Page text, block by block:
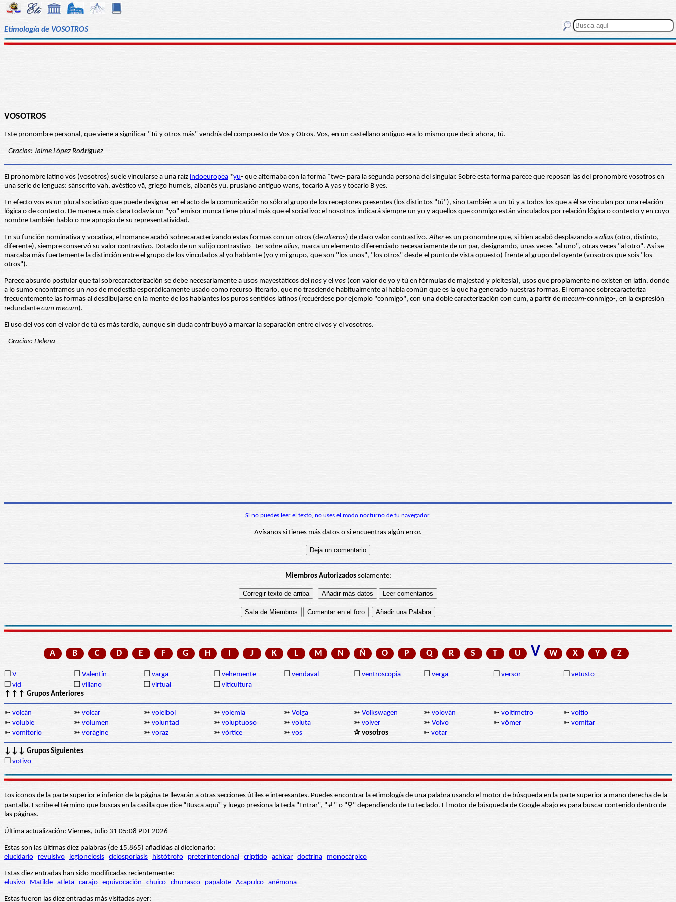
Etimología de VOSOTROS
VOSOTROS
Este pronombre personal, que viene a significar "Tú y otros más" vendría del compuesto de Vos y Otros. Vos, en un castellano antiguo era lo mismo que decir ahora, Tú.
- Gracias: Jaime López Rodríguez
El pronombre latino vos (vosotros) suele vincularse a una raíz indoeuropea *yu- que alternaba con la forma *twe- para la segunda persona del singular. Sobre esta forma parece que reposan las del pronombre vosotros en
una serie de lenguas: sánscrito vah, avéstico vā, griego humeis, albanés yu, prusiano antiguo wans, tocario A yas y tocario B yes.
En efecto vos es un plural sociativo que puede designar en el acto de la comunicación no sólo al grupo de los receptores presentes (los distintos "tú"), sino también a un tú y a todos los que a él se vinculan por una relación
lógica o de contexto. De manera más clara todavía un "yo" emisor nunca tiene plural más que el sociativo: el nosotros indicará siempre un yo y aquellos que conmigo están vinculados por relación lógica o contexto y en cuyo
nombre también hablo o me apropio de su representatividad.
En su función nominativa y vocativa, el romance acabó sobrecaracterizando estas formas con un otros (de alteros) de claro valor contrastivo.Alteres un pronombre que, si bien acabó desplazando a alius (otro, distinto,
diferente), siempre conservó su valor contrastivo. Dotado de un sufijo contrastivo -ter sobre alius, marca un elemento diferenciado necesariamente de un par, designando, unas veces "al uno", otras veces "al otro". Así se
marcaba más fuertemente la distinción entre el grupo de los vinculados al yo hablante (yo y mi grupo, que son "los unos", "los otros" desde el punto de vista opuesto) frente al grupo del oyente (vosotros que sois "los
otros").
Parece absurdo postular que tal sobrecaracterización se debe necesariamente a usos mayestáticos del nos y el vos (con valor de yo y tú en fórmulas de majestad y pleitesía), usos que propiamente no existen en latín, donde
a lo sumo encontramos un nos de modestia esporádicamente usado como recurso literario, que no trasciende habitualmente al habla común que es la que ha generado nuestras formas. El romance sobrecaracteriza
frecuentemente las formas al desdibujarse en la mente de los hablantes los puros sentidos latinos (recuérdese por ejemplo "conmigo", con una doble caracterización con cum, a partir de mecum-conmigo-, en la expresión
redundante cum mecum).
El uso del vos con el valor de tú es más tardío, aunque sin duda contribuyó a marcar la separación entre el vos y el vosotros.
- Gracias: Helena
Si no puedes leer el texto, no uses el modo nocturno de tu navegador.
Avísanos si tienes más datos o si encuentras algún error.
Miembros Autorizadossolamente:
A B C D E F G H I J K L M N Ñ O P Q R S T U V W X Y Z
❒ V ❒ Valentín ❒ varga ❒ vehemente ❒ vendaval ❒ ventroscopia ❒ verga ❒ versor ❒ vetusto
❒ vid ❒ villano ❒ virtual ❒ viticultura
↑↑↑ Grupos Anteriores
➳ volcán ➳ volcar ➳ voleibol ➳ volemia ➳ Volga ➳ Volkswagen ➳ volován ➳ voltímetro ➳ voltio
➳ voluble ➳ volumen ➳ voluntad ➳ voluptuoso ➳ voluta ➳ volver ➳ Volvo ➳ vómer ➳ vomitar
➳ vomitorio ➳ vorágine ➳ voraz ➳ vórtice ➳ vos ✰ vosotros ➳ votar
↓↓↓ Grupos Siguientes
❒ votivo
Los iconos de la parte superior e inferior de la página te llevarán a otras secciones útiles e interesantes. Puedes encontrar la etimología de una palabra usando el motor de búsqueda en la parte superior a mano derecha de la
pantalla. Escribe el término que buscas en la casilla que dice “Busca aquí” y luego presiona la tecla "Entrar", "↲" o "⚲" dependiendo de tu teclado. El motor de búsqueda de Google abajo es para buscar contenido dentro de
las páginas.
Última actualización: Viernes, Julio 31 05:08 PDT 2026
Estas son las últimas diez palabras (de 15.865) añadidas al diccionario:
elucidario
revulsivo legionelosis ciclosporiasis histótrofo preterintencional críptido achicar doctrina monocárpico
Estas diez entradas han sido modificadas recientemente:
elusivo
Matilde atleta carajo equivocación chuico churrasco papalote Acapulco anémona
Estas fueron las diez entradas más visitadas ayer: